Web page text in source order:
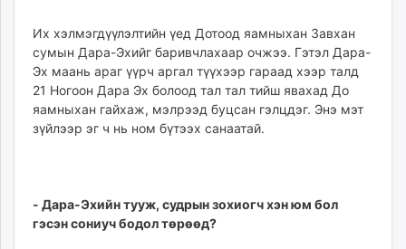
Их хэлмэгдүүлэлтийн үед Дотоод яамныхан Завхан
сумын Дара-Эхийг баривчлахаар очжээ. Гэтэл Дара-
Эх маань араг үүрч аргал түүхээр гараад хээр талд
21 Ногоон Дара Эх болоод тал тал тийш явахад До
яамныхан гайхаж, мэлрээд буцсан гэлцдэг. Энэ мэт
зүйлээр эг ч нь ном бүтээх санаатай.
- Дара-Эхийн тууж, судрын зохиогч хэн юм бол
гэсэн сониуч бодол төрөөд?